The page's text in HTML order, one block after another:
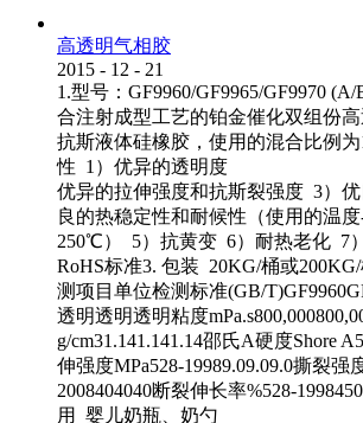
高透明气相胶
2015 - 12 - 21
1.型号：GF9960/GF9965/GF9970
合注射成型工艺的铂金催化双组份
抗斯液体硅橡胶，使用的混合比例为
性 1）优异的透
优异的拉伸强度和抗斯裂强度 3）
良的热稳定性和耐候性（使用的温
250℃） 5）抗黄变 6）耐热老化 7
RoHS标准3. 包装 20KG/桶或
测项目单位检测标准(GB/
透明透明透明粘度
g/cm31.141.141.14邵氏A硬度Shore
伸强度MPa528-19989.09.09.0撕裂强
2008404040断裂伸长率%528-
用 婴儿奶瓶、奶勺